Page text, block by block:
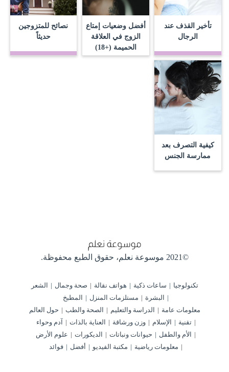
تأخير القذف عند
الرجال
أفضل وضعيات إمتاع
الزوج في العلاقة
الحميمة (+18)
نصائح للمتزوجين
حديثاً
كيفية التصرف بعد
ممارسة الجنس
©2021 موسوعة نعلم، حقوق الطبع محفوظة.
تكنولوجيا ساعات ذكية هواتف نقالة صحة وجمال
الشعر
البشرة
مستلزمات المنزل
المطبخ
معلومات عامة
الدراسة والتعليم الصحة والطب
حول العالم
تقنية
الإسلام وزن ورشاقة العناية بالذات
آدم وحواء
الأم والطفل
حيوانات ونباتات الديكورات
علوم الأرض
معلومات رياضية
مكتبة الفيديو أفضل فوائد